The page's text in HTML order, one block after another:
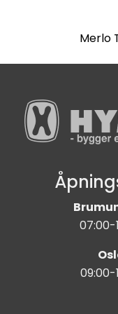
Merlo
07:00-
09:00-